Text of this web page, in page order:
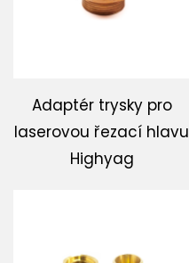
Adaptér trysky pro
laserovou řezací hlavu
Highyag